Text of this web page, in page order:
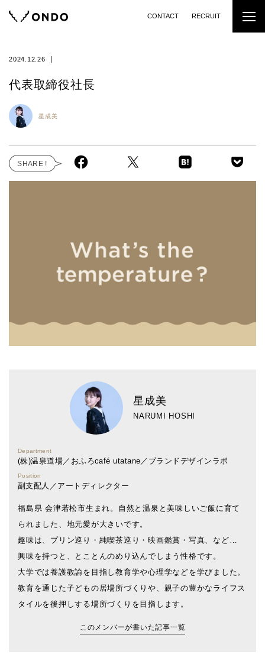
CONTACT RECRUIT
2024.12.26
代表取締役社長
星成美
星成美
NARUMI HOSHI
Department
(株)温泉道場／おふろcafé utatane／ブランドデザインラボ
Position
副支配人／アートディレクター
福島県 会津若松市生まれ。自然と温泉と美味しいご飯に育て
られました、地元愛が大きいです。
趣味は、プリン巡り・純喫茶巡り・映画鑑賞・写真、など…
興味を持つと、とことんのめり込んでしまう性格です。
大学では養護教諭を目指し教育学や心理学などを学びました。
教育を通じた子どもの居場所づくりや、親子の豊かなライフス
タイルを後押しする場所づくりを目指します。
このメンバーが書いた記事一覧